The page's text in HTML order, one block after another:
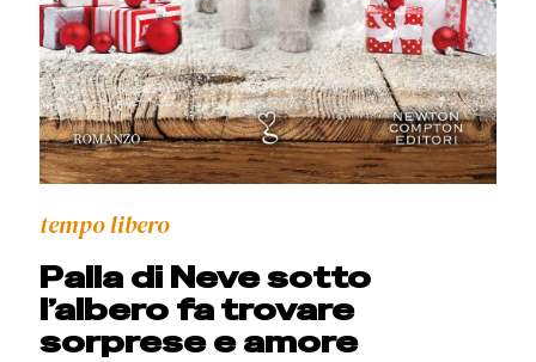
tempo libero
Palla di Neve sotto
l’albero fa trovare
sorprese e amore